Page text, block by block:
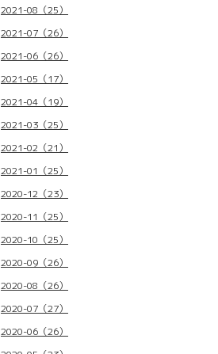
2021-08（25）
2021-07（26）
2021-06（26）
2021-05（17）
2021-04（19）
2021-03（25）
2021-02（21）
2021-01（25）
2020-12（23）
2020-11（25）
2020-10（25）
2020-09（26）
2020-08（26）
2020-07（27）
2020-06（26）